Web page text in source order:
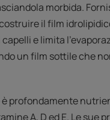
morbida.
il film
e limita
un film sottile che
è profondamente
A, D ed E. Le sue